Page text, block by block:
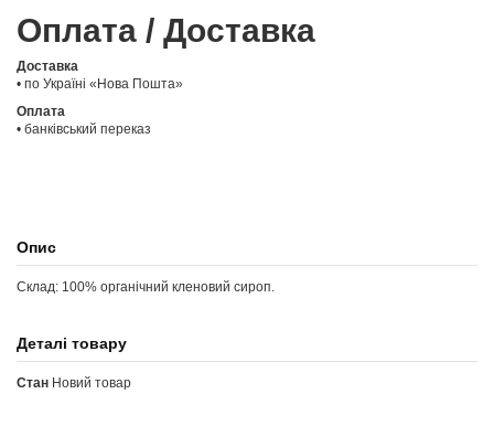
Оплата / Доставка
Доставка
• по Україні «Нова Пошта»
Оплата
• банківський переказ
Опис
Склад: 100% органічний кленовий сироп.
Деталі товару
Стан Новий товар